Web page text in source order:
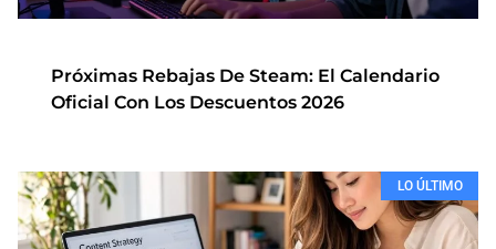
Próximas Rebajas De Steam: El Calendario
Oficial Con Los Descuentos 2026
LO ÚLTIMO